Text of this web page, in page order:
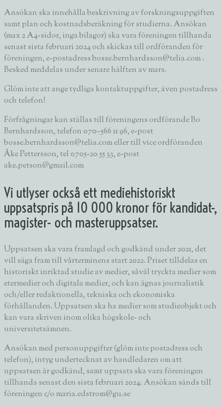
Ansökan ska innehålla beskrivning av forskningsuppgiften
samt plan och kostnadsberäkning för studierna. Ansökan
(max 2 A4-sidor, inga bilagor) ska varaföreningen tillhanda
senast sista februari 2024 och skickas till ordföranden för
föreningen, e-postadress bosse.bernhardsson@telia.com.
Besked meddelas under senare hälften av mars.
Glöm inte att ange tydliga kontaktuppgifter, även postadress
och telefon!
Förfrågningar kan ställas till föreningens ordförande Bo
Bernhardsson, telefon 070–566 11 96, e-post
bosse.bernhardsson@telia.com eller till vice ordföranden
Åke Pettersson, tel 0705-20 55 33, e-post
ake.petson@gmail.com
Vi utlyser också ett mediehistoriskt
uppsatspris på 10 000 kronor för kandidat-,
magister- och masteruppsatser.
Uppsatsen ska vara framlagd och godkänd under 2021, det
vill säga fram till vårterminens start 2022. Priset tilldelas en
historiskt inriktad studie av medier, såväl tryckta medier som
etermedier och digitala medier, och kan ägnas journalistik
och/eller redaktionella, tekniska och ekonomiska
förhållanden. Uppsatsen ska ha medier som studieobjekt och
kan vara skriven inom olika högskole- och
universitetsämnen.
Ansökan med personuppgifter (glöm inte postadress och
telefon), intyg undertecknat av handledaren om att
uppsatsen är godkänd, samt uppsats ska varaföreningen
tillhanda senast den sista februari 2024. Ansökan sänds till
föreningen c/o maria.edstrom@gu.se